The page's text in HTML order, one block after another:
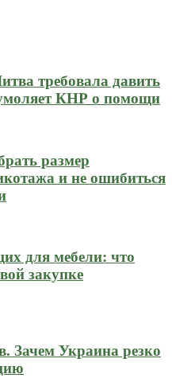
требовала давить
КНР о помощи
размер
и не ошибиться
для мебели: что
закупке
Зачем Украина резко